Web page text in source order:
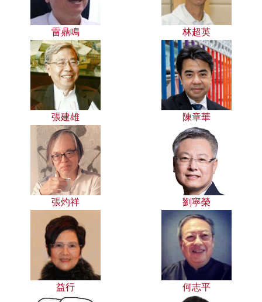
雷鼎鳴 林超英
張建雄 陳章華
張灼祥 劉寧榮
益行 何志平